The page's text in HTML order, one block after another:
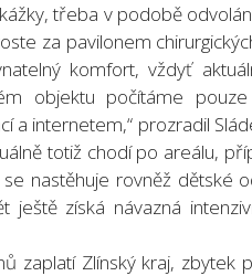
třeba v podobě
za pavilonem
komfort, vždyť
objektu počítáme
a internetem,“ prozradil
totiž chodí po areálu,
nastěhuje rovněž dětské
ještě získá návazná
zaplatí Zlínský kraj,